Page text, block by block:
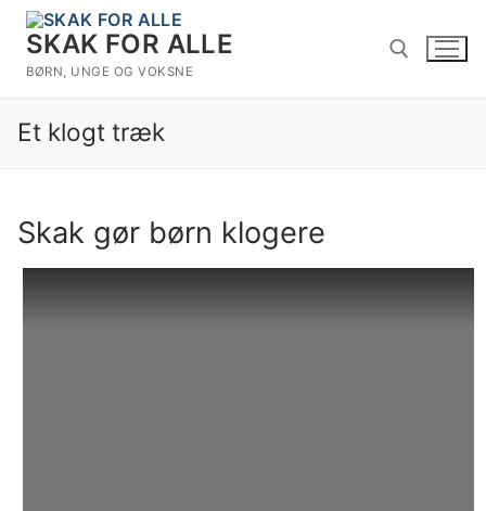
Spring
indhold
SKAK FOR ALLE
BØRN, UNGE OG VOKSNE
Et klogt træk
Skak gør børn klogere